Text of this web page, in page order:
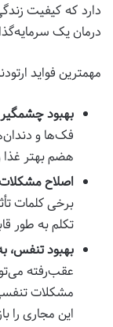
دارد که کیفیت
درمان یک
مهمترین فواید
بهبود
فک‌ها و
هضم بهتر
اصلاح
برخی کلمات
تکلم به طور
بهبود تنفس،
عقب‌رفته
مشکلات
این مجاری را